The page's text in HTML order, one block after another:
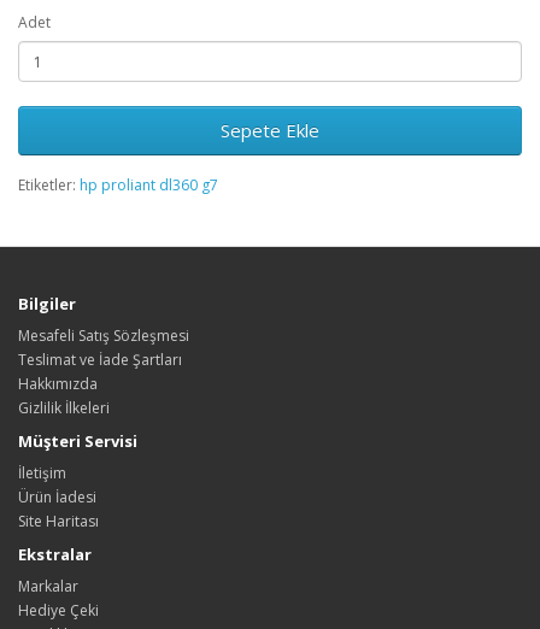
Adet
Sepete Ekle
Etiketler: hp proliant dl360 g7
Bilgiler
Mesafeli Satış Sözleşmesi
Teslimat ve İade Şartları
Hakkımızda
Gizlilik İlkeleri
Müşteri Servisi
İletişim
Ürün İadesi
Site Haritası
Ekstralar
Markalar
Hediye Çeki